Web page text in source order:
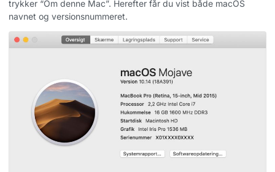
trykker “Om denne Mac”. Herefter får du vist både macOS
navnet og versionsnummeret.